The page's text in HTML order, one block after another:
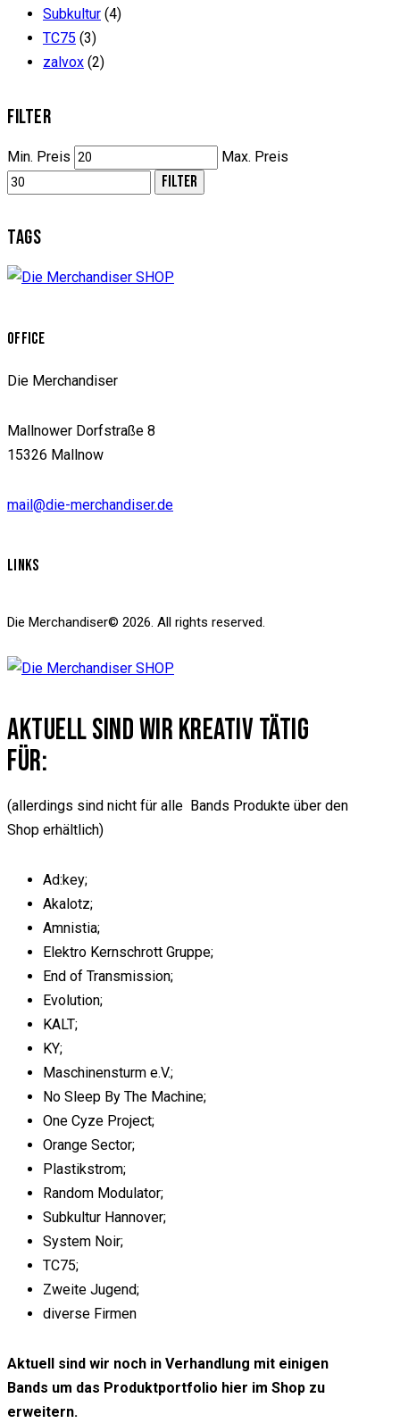
Subkultur (4)
TC75 (3)
zalvox (2)
FILTER
Min. Preis Max. Preis
FILTER
TAGS
OFFICE
Die Merchandiser
Mallnower Dorfstraße 8
15326 Mallnow
mail@die-merchandiser.de
LINKS
Die Merchandiser© 2026. All rights reserved.
AKTUELL SIND WIR KREATIV TÄTIG
FÜR:
(allerdings sind nicht für alle Bands Produkte über den
Shop erhältlich)
Ad:key;
Akalotz;
Amnistia;
Elektro Kernschrott Gruppe;
End of Transmission;
Evolution;
KALT;
KY;
Maschinensturm e.V.;
No Sleep By The Machine;
One Cyze Project;
Orange Sector;
Plastikstrom;
Random Modulator;
Subkultur Hannover;
System Noir;
TC75;
Zweite Jugend;
diverse Firmen
Aktuell sind wir noch in Verhandlung mit einigen
Bands um das Produktportfolio hier im Shop zu
erweitern.